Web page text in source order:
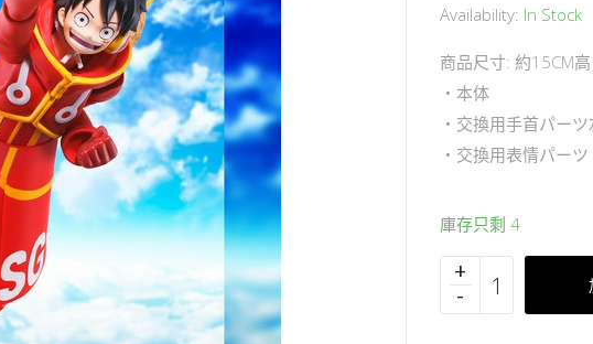
Availability: In Stock
商品尺寸: 約15CM高
・本体
・交換用手首パー
・交換用表情パーツ
庫存只剩 4